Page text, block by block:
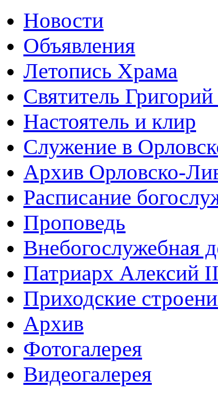
Новости
Объявления
Летопись Храма
Святитель
Настоятель и клир
Служение в
Архив Орловско-
Расписание
Проповедь
Внебогослужебная
Патриарх Алексий
Приходские
Архив
Фотогалерея
Видеогалерея